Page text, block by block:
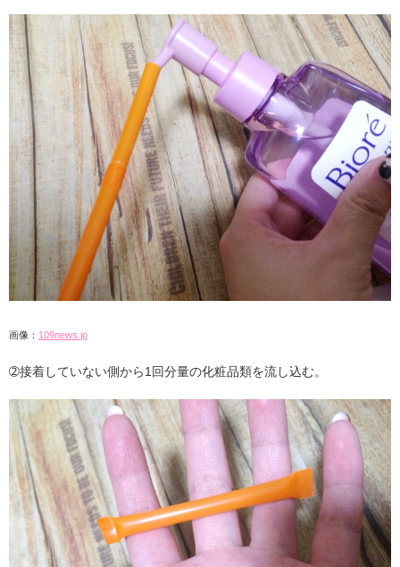
画像： 109news.jp
➁接着していない側から1回分量の化粧品類を流し込む。